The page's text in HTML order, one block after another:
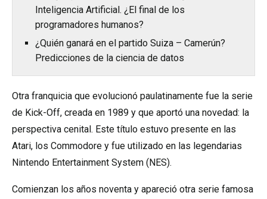
Inteligencia Artificial. ¿El final de los
programadores humanos?
¿Quién ganará en el partido Suiza – Camerún?
Predicciones de la ciencia de datos
Otra franquicia que evolucionó paulatinamente fue la serie
de Kick-Off, creada en 1989 y que aportó una novedad: la
perspectiva cenital. Este título estuvo presente en las
Atari, los Commodore y fue utilizado en las legendarias
Nintendo Entertainment System (NES).
Comienzan los años noventa y apareció otra serie famosa